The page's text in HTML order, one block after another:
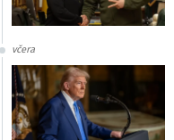
včera